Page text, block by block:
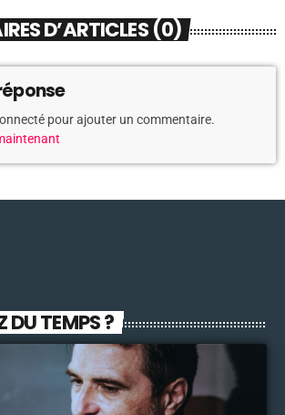
D’ARTICLES (0)
pour ajouter un commentaire.
DU TEMPS ?